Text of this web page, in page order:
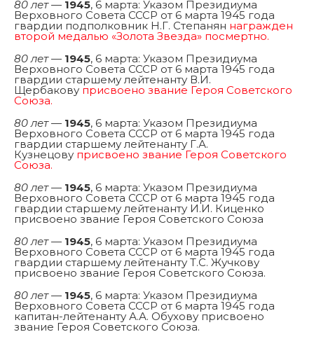
80 лет— 1945, 6 марта: Указом Президиума
Верховного Совета СССР от 6 марта 1945 года
гвардии подполковник Н.Г. Степанян награжден
второй медалью «Золота Звезда» посмертно.
80 лет— 1945, 6 марта: Указом Президиума
Верховного Совета СССР от 6 марта 1945 года
гвардии старшему лейтенанту В.И.
Щербакову присвоено звание Героя Советского
Союза.
80 лет— 1945, 6 марта: Указом Президиума
Верховного Совета СССР от 6 марта 1945 года
гвардии старшему лейтенанту Г.А.
Кузнецову присвоено звание Героя Советского
Союза.
80 лет— 1945, 6 марта: Указом Президиума
Верховного Совета СССР от 6 марта 1945 года
гвардии старшему лейтенанту И.И. Киценко
присвоено звание Героя Советского Союза
80 лет— 1945, 6 марта: Указом Президиума
Верховного Совета СССР от 6 марта 1945 года
гвардии старшему лейтенанту Т.С. Жучкову
присвоено звание Героя Советского Союза.
80 лет— 1945, 6 марта: Указом Президиума
Верховного Совета СССР от 6 марта 1945 года
капитан-лейтенанту А.А. Обухову присвоено
звание Героя Советского Союза.